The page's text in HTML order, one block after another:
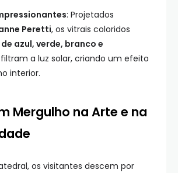
: Projetados
Peretti, os vitrais coloridos
azul, verde, branco e
filtram a luz solar, criando um efeito
interior.
Mergulho na Arte e na
os visitantes descem por